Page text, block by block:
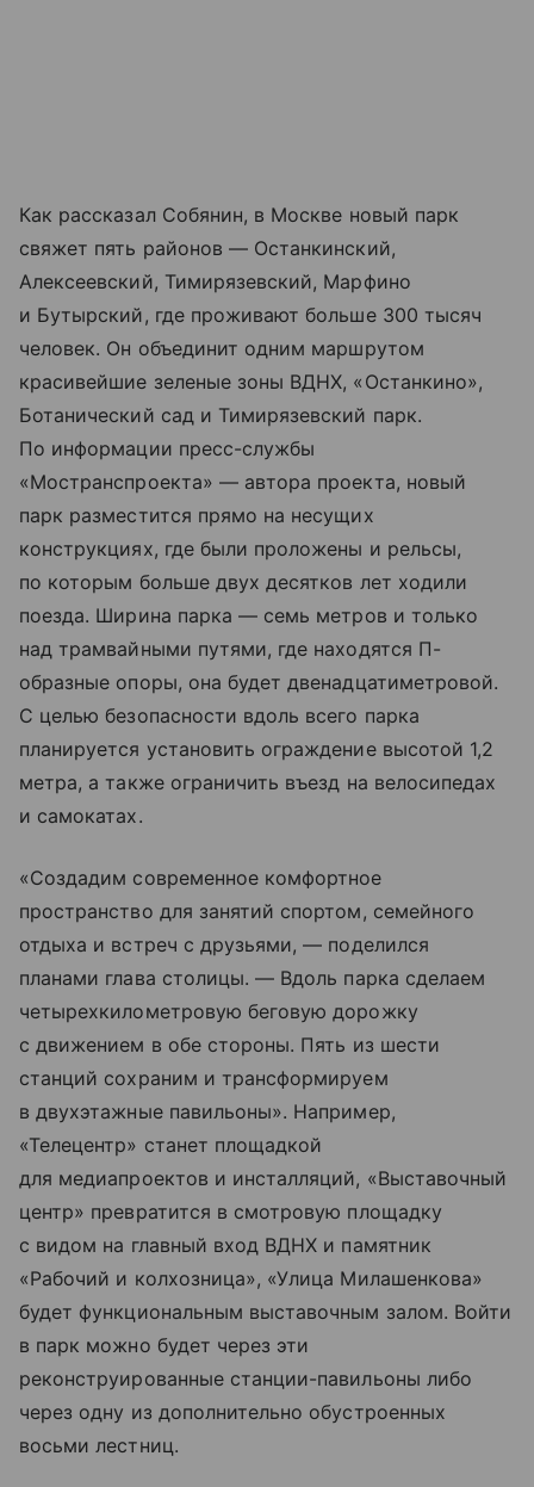
Как рассказал Собянин, в Москве новый парк
свяжет пять районов — Останкинский,
Алексеевский, Тимирязевский, Марфино
и Бутырский, где проживают больше 300 тысяч
человек. Он объединит одним маршрутом
красивейшие зеленые зоны ВДНХ, «Останкино»,
Ботанический сад и Тимирязевский парк.
По информации пресс-службы
«Мостранспроекта» — автора проекта, новый
парк разместится прямо на несущих
конструкциях, где были проложены и рельсы,
по которым больше двух десятков лет ходили
поезда. Ширина парка — семь метров и только
над трамвайными путями, где находятся П-
образные опоры, она будет двенадцатиметровой.
С целью безопасности вдоль всего парка
планируется установить ограждение высотой 1,2
метра, а также ограничить въезд на велосипедах
и самокатах.
«Создадим современное комфортное
пространство для занятий спортом, семейного
отдыха и встреч с друзьями, — поделился
планами глава столицы. — Вдоль парка сделаем
четырехкилометровую беговую дорожку
с движением в обе стороны. Пять из шести
станций сохраним и трансформируем
в двухэтажные павильоны». Например,
«Телецентр» станет площадкой
для медиапроектов и инсталляций, «Выставочный
центр» превратится в смотровую площадку
с видом на главный вход ВДНХ и памятник
«Рабочий и колхозница», «Улица Милашенкова»
будет функциональным выставочным залом. Войти
в парк можно будет через эти
реконструированные станции-павильоны либо
через одну из дополнительно обустроенных
восьми лестниц.